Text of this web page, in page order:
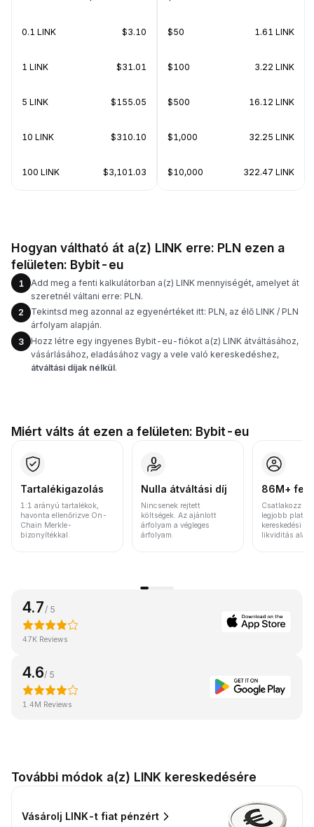
0.1 LINK $3.10
1 LINK $31.01
5 LINK $155.05
10 LINK $310.10
100 LINK $3,101.03
$50 1.61 LINK
$100 3.22 LINK
$500 16.12 LINK
$1,000 32.25 LINK
$10,000 322.47 LINK
Hogyan váltható át a(z) LINK erre: PLN ezen a
felületen: Bybit-eu
1
Add meg a fenti kalkulátorban a(z) LINK mennyiségét, amelyet át
szeretnél váltani erre: PLN.
2
Tekintsd meg azonnal az egyenértéket itt: PLN, az élő LINK / PLN
árfolyam alapján.
3
Hozz létre egy ingyenes Bybit-eu-fiókot a(z) LINK átváltásához,
vásárlásához, eladásához vagy a vele való kereskedéshez,
átváltási díjak nélkül.
Miért válts át ezen a felületen: Bybit-eu
Tartalékigazolás
1:1 arányú tartalékok,
havonta ellenőrizve On-
Chain Merkle-
bizonyítékkal.
Nulla átváltási díj
Nincsenek rejtett
költségek. Az ajánlott
árfolyam a végleges
árfolyam.
86M+
Csatlakozz a
legjobb
kereskedési
likviditás
4.7 / 5
47K Reviews
4.6/ 5
1.4M Reviews
További módok a(z) LINK kereskedésére
Vásárolj LINK-t fiat pénzért